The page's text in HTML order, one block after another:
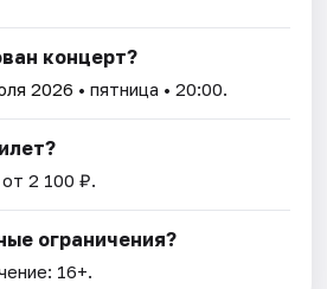
концерт?
2026 • пятница • 20:00.
2 100 ₽.
ограничения?
16+.